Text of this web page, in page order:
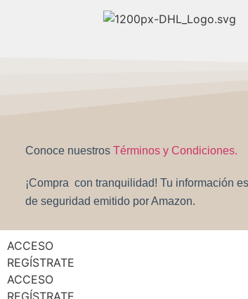
Conoce nuestrosTérminos y Condiciones.
¡Compra con tranquilidad! Tu información
de seguridad emitido por Amazon.
ACCESO
REGÍSTRATE
ACCESO
REGÍSTRATE